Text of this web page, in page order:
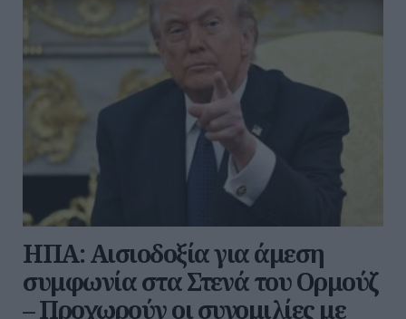
ΗΠΑ: Αισιοδοξία για άμεση
συμφωνία στα Στενά του Ορμούζ
– Προχωρούν οι συνομιλίες με